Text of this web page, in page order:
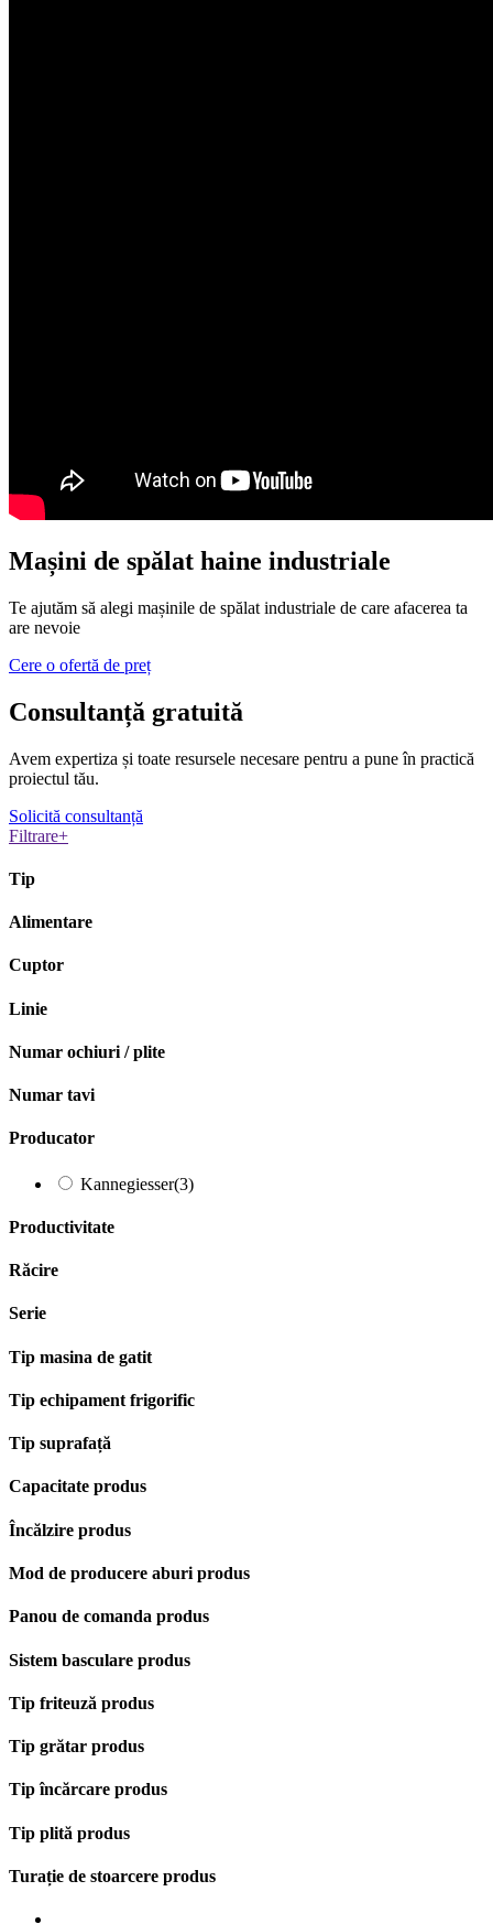
Mașini de spălat haine industriale
Te ajutăm să alegi mașinile de spălat industriale de care afacerea ta
are nevoie
Cere o ofertă de preț
Consultanță gratuită
Avem expertiza și toate resursele necesare pentru a pune în practică
proiectul tău.
Solicită consultanță
Filtrare+
Tip
Alimentare
Cuptor
Linie
Numar ochiuri / plite
Numar tavi
Producator
Kannegiesser(3)
Productivitate
Răcire
Serie
Tip masina de gatit
Tip echipament frigorific
Tip suprafață
Capacitate produs
Încălzire produs
Mod de producere aburi produs
Panou de comanda produs
Sistem basculare produs
Tip friteuză produs
Tip grătar produs
Tip încărcare produs
Tip plită produs
Turație de stoarcere produs